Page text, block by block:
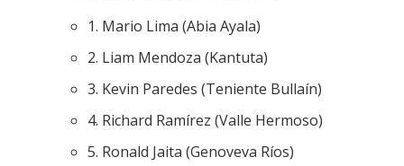
1. Mario Lima (Abia Ayala)
2. Liam Mendoza (Kantuta)
3. Kevin Paredes (Teniente Bullaín)
4. Richard Ramírez (Valle Hermoso)
5. Ronald Jaita (Genoveva Ríos)